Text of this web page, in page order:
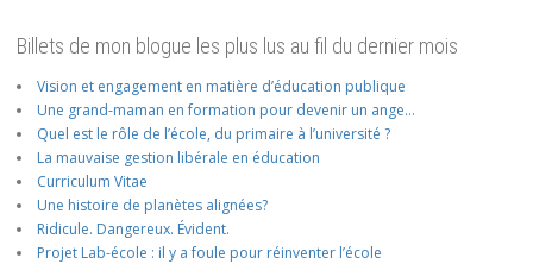
Billets de mon blogue les plus lus au fil du dernier mois
Vision et engagement en matière d’éducation publique
Une grand-maman en formation pour devenir un ange…
Quel est le rôle de l’école, du primaire à l’université ?
La mauvaise gestion libérale en éducation
Curriculum Vitae
Une histoire de planètes alignées?
Ridicule. Dangereux. Évident.
Projet Lab-école : il y a foule pour réinventer l’école